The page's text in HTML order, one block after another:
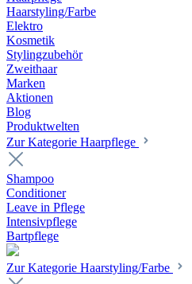
Haarstyling/Farbe
Elektro
Kosmetik
Stylingzubehör
Zweithaar
Marken
Aktionen
Blog
Produktwelten
Zur Kategorie Haarpflege
Shampoo
Conditioner
Leave in Pflege
Intensivpflege
Bartpflege
Zur Kategorie Haarstyling/Farbe